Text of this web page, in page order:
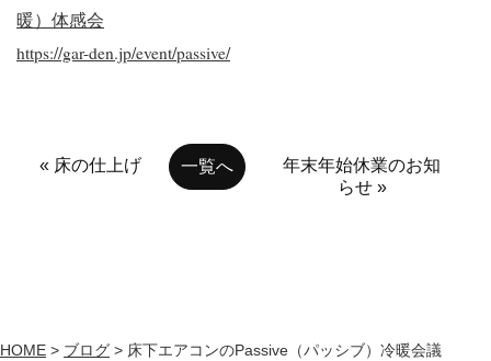
暖）体感会
https://gar-den.jp/event/passive/
« 床の仕上げ 一覧へ
年末年始休業のお知
らせ »
HOME > ブログ > 床下エアコンのPassive（パッシブ）冷暖会議